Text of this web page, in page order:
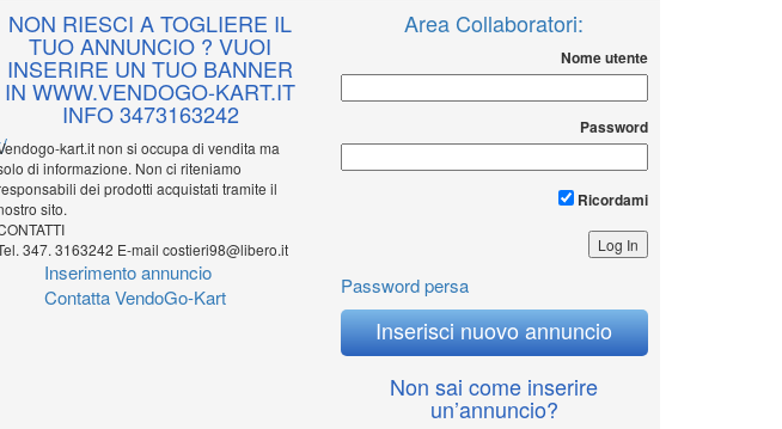
NON RIESCI A TOGLIERE IL
TUO ANNUNCIO ? VUOI
INSERIRE UN TUO BANNER
IN WWW.VENDOGO-KART.IT
INFO 3473163242
kart.it non si occupa di vendita ma
di informazione. Non ci riteniamo
dei prodotti acquistati tramite il
sito.
347. 3163242 E-mail costieri98@libero.it
Inserimento annuncio
Contatta VendoGo-Kart
Area Collaboratori:
Nome utente
Password
Ricordami
Password persa
Inserisci nuovo annuncio
Non sai come inserire
un’annuncio?